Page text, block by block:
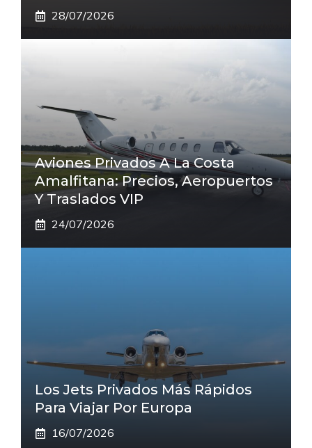
28/07/2026
Aviones Privados A La Costa
Amalfitana: Precios, Aeropuertos
Y Traslados VIP
24/07/2026
Los Jets Privados Más Rápidos
Para Viajar Por Europa
16/07/2026